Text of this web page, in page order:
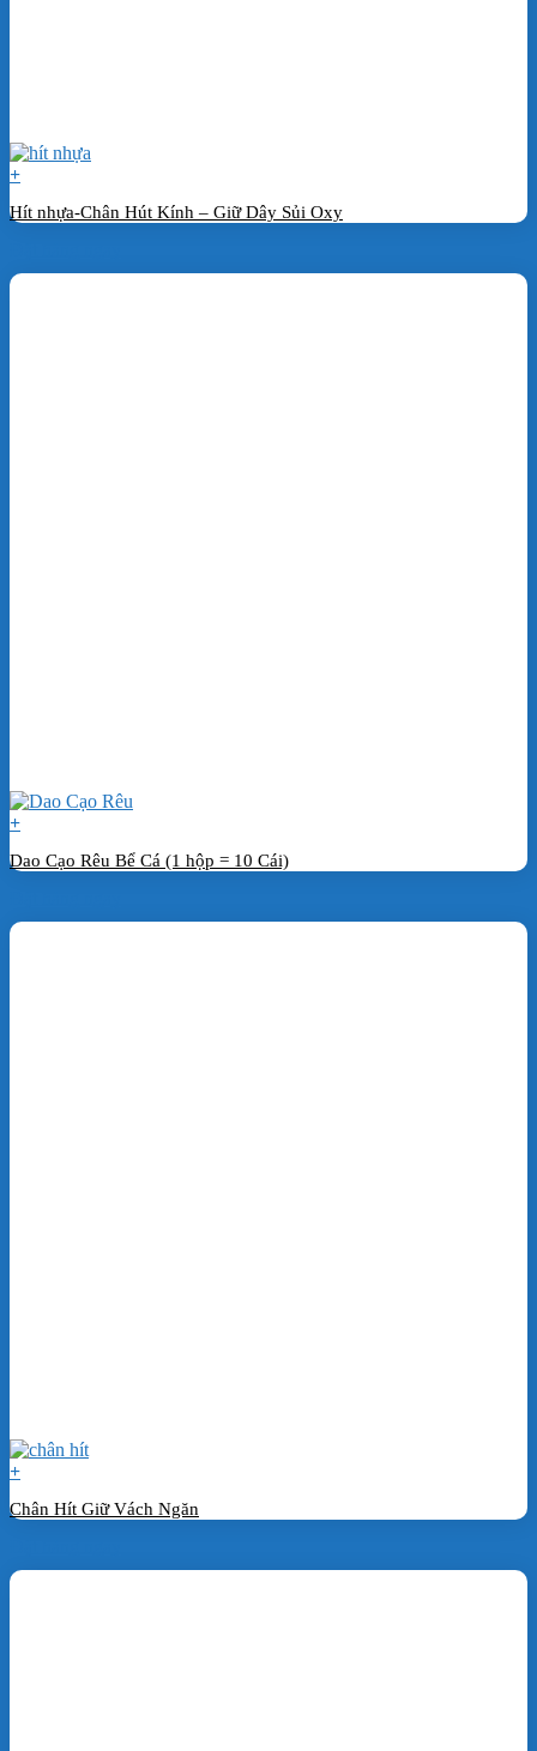
+
Hít nhựa-Chân Hút Kính – Giữ Dây Sủi Oxy
+
Dao Cạo Rêu Bể Cá (1 hộp = 10 Cái)
+
Chân Hít Giữ Vách Ngăn